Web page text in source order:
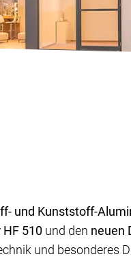
und Kunststoff-
510 und den neuen
und besonderes